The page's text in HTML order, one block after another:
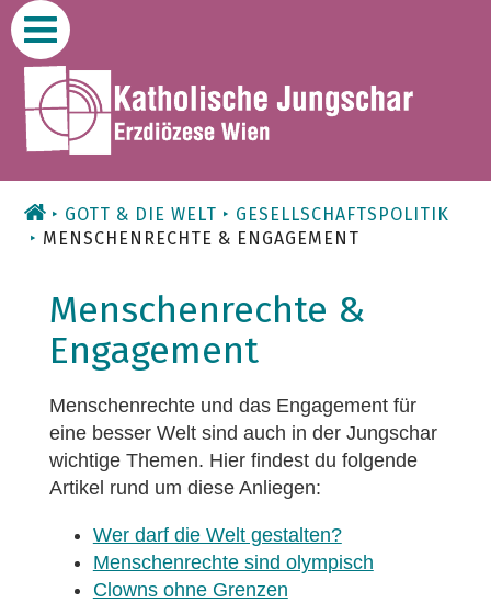
Zum
Inhalt
GOTT & DIE WELT
GESELLSCHAFTSPOLITIK
MENSCHENRECHTE & ENGAGEMENT
Menschenrechte &
Engagement
Menschenrechte und das Engagement für
eine besser Welt sind auch in der Jungschar
wichtige Themen. Hier findest du folgende
Artikel rund um diese Anliegen:
Wer darf die Welt gestalten?
Menschenrechte sind olympisch
Clowns ohne Grenzen